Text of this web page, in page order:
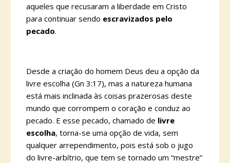
aqueles que recusaram a liberdade em Cristo
para continuar sendo escravizados pelo
pecado.
Desde a criação do homem Deus deu a opção da
livre escolha (Gn 3:17), mas a natureza humana
está mais inclinada às coisas prazerosas deste
mundo que corrompem o coração e conduz ao
pecado. E esse pecado, chamado de livre
escolha, torna-se uma opção de vida, sem
qualquer arrependimento, pois está sob o jugo
do livre-arbítrio, que tem se tornado um “mestre”